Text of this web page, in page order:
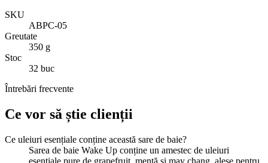
SKU
ABPC-05
Greutate
350 g
Stoc
32 buc
Întrebări frecvente
Ce vor să știe clienții
Ce uleiuri esențiale conține această sare de baie?
Sarea de baie Wake Up conține un amestec de uleiuri
esențiale pure de grapefruit, mentă și may chang, alese pentru